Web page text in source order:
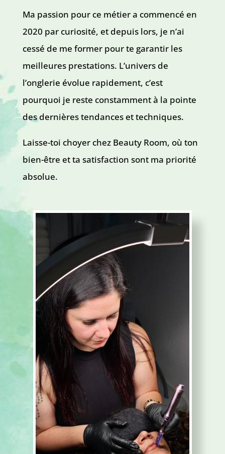
Ma passion pour ce métier a commencé en
2020 par curiosité, et depuis lors, je n’ai
cessé de me former pour te garantir les
meilleures prestations. L’univers de
l’onglerie évolue rapidement, c’est
pourquoi je reste constamment à la pointe
des dernières tendances et techniques.
Laisse-toi choyer chez Beauty Room, où ton
bien-être et ta satisfaction sont ma priorité
absolue.